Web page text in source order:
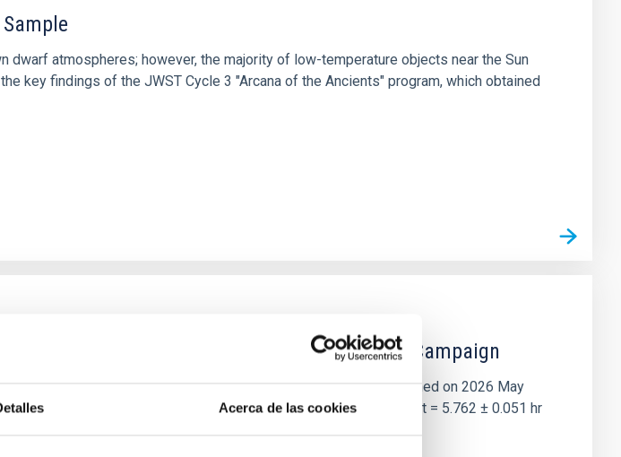
Acerca de las cookies
atmospheres; however, the majority of low-temperature objects near the Sun
key findings of the JWST Cycle 3 "Arcana of the Ancients" program, which obtained
in Support of the Lucy Mutual Event Campaign
Polymele, a primary target of the NASA Lucy mission, obtained on 2026 May
Minimization over the combined two-night dataset yields P rot = 5.762 ± 0.051 hr